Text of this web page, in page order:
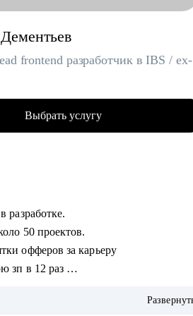
frontend разработчик в IBS / ex-
Выбрать услугу
разработке.
50 проектов.
офферов за карьеру
зп в 12 раз
200+ собеседований, знаю как